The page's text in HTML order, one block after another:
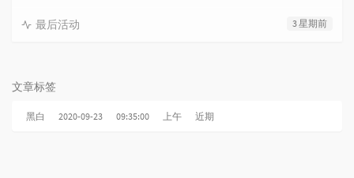
3 星期前
最后活动
文章标签
黑白 2020-09-23 09:35:00 上午 近期